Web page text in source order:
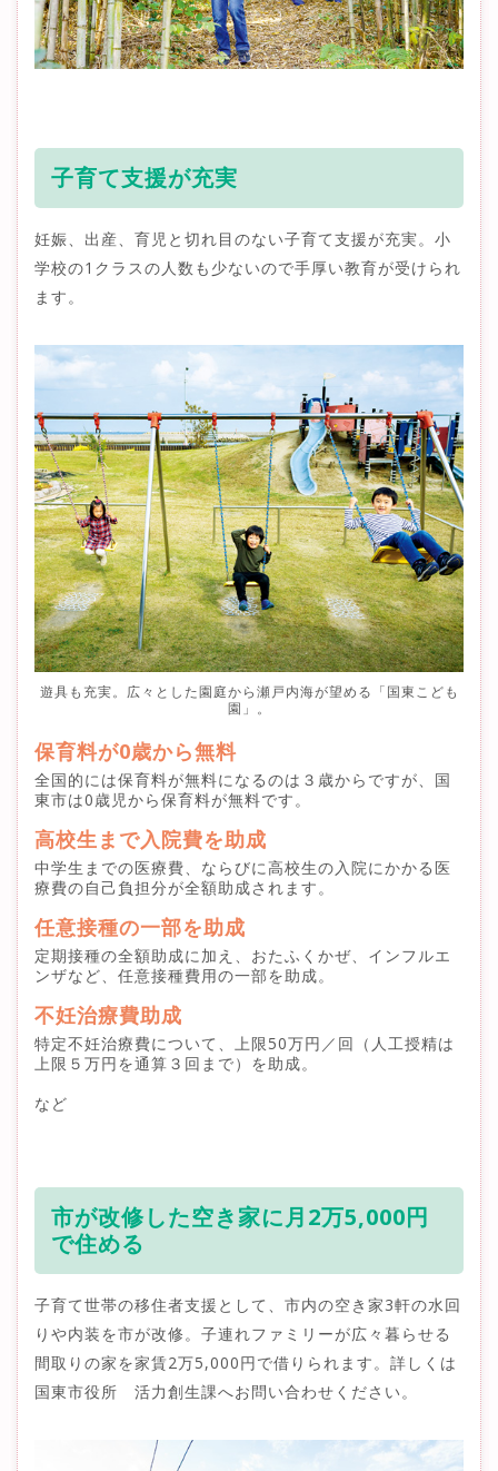
子育て支援が充実
妊娠、出産、育児と切れ目のない子育て支援が充実。小
学校の1クラスの人数も少ないので手厚い教育が受けられ
ます。
遊具も充実。広々とした園庭から瀬戸内海が望める「国東こども
園」。
保育料が0歳から無料
全国的には保育料が無料になるのは３歳からですが、国
東市は0歳児から保育料が無料です。
高校生まで入院費を助成
中学生までの医療費、ならびに高校生の入院にかかる医
療費の自己負担分が全額助成されます。
任意接種の一部を助成
定期接種の全額助成に加え、おたふくかぜ、インフルエ
ンザなど、任意接種費用の一部を助成。
不妊治療費助成
特定不妊治療費について、上限50万円／回（人工授精は
上限５万円を通算３回まで）を助成。
など
市が改修した空き家に月2万5,000円
で住める
子育て世帯の移住者支援として、市内の空き家3軒の水回
りや内装を市が改修。子連れファミリーが広々暮らせる
間取りの家を家賃2万5,000円で借りられます。詳しくは
国東市役所 活力創生課へお問い合わせください。